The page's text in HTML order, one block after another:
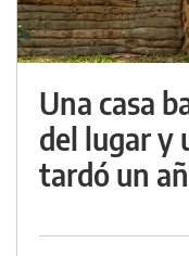
Una casa
del lugar y
tardó un